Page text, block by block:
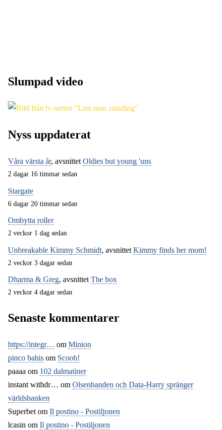
Slumpad video
Nyss uppdaterat
Våra värsta år, avsnittet Oldies but young 'uns
2 dagar 16 timmar sedan
Stargate
6 dagar 20 timmar sedan
Ombytta roller
2 veckor 1 dag sedan
Unbreakable Kimmy Schmidt, avsnittet Kimmy finds her mom!
2 veckor 3 dagar sedan
Dharma & Greg, avsnittetThe box
2 veckor 4 dagar sedan
Senaste kommentarer
https://integr… om Minion
pinco bahis om Scoob!
paaaa om 102 dalmatiner
instant withdr… om Olsenbanden och Data-Harry spränger
världsbanken
Superbet om Il postino - Postiljonen
lcasin om Il postino - Postiljonen